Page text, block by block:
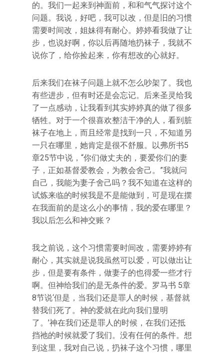
的。我们一起来到神面前，和和气气探讨这个
问题。我说，好吧，我可以改，但是旧的习惯
需要时间改，姐妹得有耐心。婷婷看我做了让
步，也说好啊，你以后再随地扔袜子，我就不
说你了，给你捡起来，你有想改的心就好。
后来我们在袜子问题上就不怎么吵架了。我也
有些进步，但有时还是会忘记。后来圣灵给我
了一点感动，让我看到其实婷婷真的做了很多
牺牲。对于一个很喜欢整洁干净的人，看到脏
袜子在地上，而且经常是找到一只，不知道另
一只在哪里，她肯定是很不舒服。以弗所书5
章25节中说，“你们做丈夫的，要爱你们的妻
子，正如基督爱教会，为教会舍己。”我就问
自己，我能为妻子舍己吗？我不知道在这样的
试炼来临的时候我是不是能做到，可是现在摆
在我面前的是这么小的事情，我的爱在哪里？
我以后怎么和神交账？
我之前说，这个习惯需要时间改，需要婷婷有
耐心，其实就是说我虽然可以爱，可以做出让
步，但是要有条件，做妻子的也得爱一些才行
啊。但神给我们的是无条件的爱。罗马书 5章
8节说‘但是，当我们还是罪人的时候，基督就
替我们死了。神的爱就在此向我们显明
了。’神在我们还是罪人的时候，在我们还抵
挡祂的时候就爱了我们。没有任何的条件。想
到这里，我对自己说，扔袜子这个习惯，哪里